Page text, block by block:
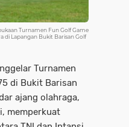
Turnamen Fun Golf Game
di Lapangan Bukit Barisan Golf
Turnamen
di Bukit Barisan
ajang olahraga,
memperkuat